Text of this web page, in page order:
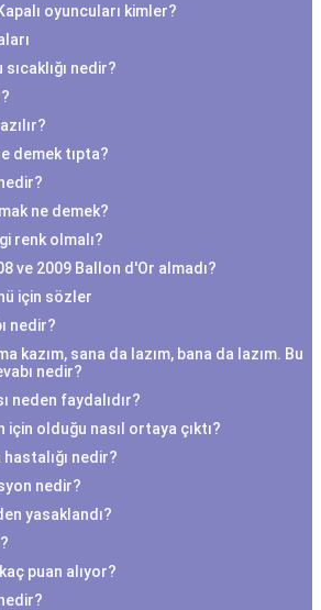
oyuncuları kimler?
nedir?
demek tıpta?
ne demek?
renk olmalı?
ve 2009 Ballon d'Or almadı?
için sözler
nedir?
kazım, sana da lazım, bana da lazım. Bu
nedir?
neden faydalıdır?
için olduğu nasıl ortaya çıktı?
nedir?
nedir?
yasaklandı?
puan alıyor?